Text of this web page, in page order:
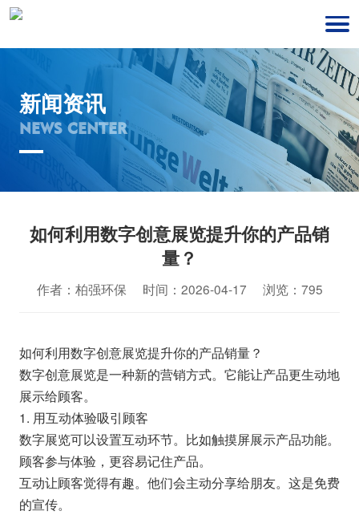
新闻资讯
NEWS CENTER
如何利用数字创意展览提升你的产品销
量？
作者：柏强环保 时间：2026-04-17 浏览：795
如何利用数字创意展览提升你的产品销量？
数字创意展览是一种新的营销方式。它能让产品更生动地
展示给顾客。
1. 用互动体验吸引顾客
数字展览可以设置互动环节。比如触摸屏展示产品功能。
顾客参与体验，更容易记住产品。
互动让顾客觉得有趣。他们会主动分享给朋友。这是免费
的宣传。